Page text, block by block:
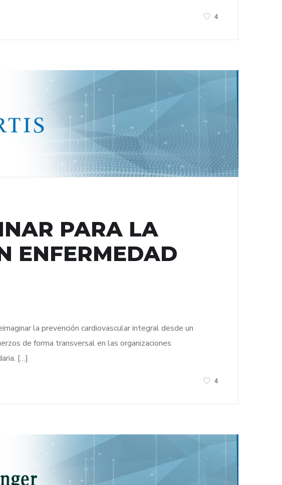
4
PARA LA
ENFERMEDAD
la prevención cardiovascular integral desde un
de forma transversal en las organizaciones
[…]
4